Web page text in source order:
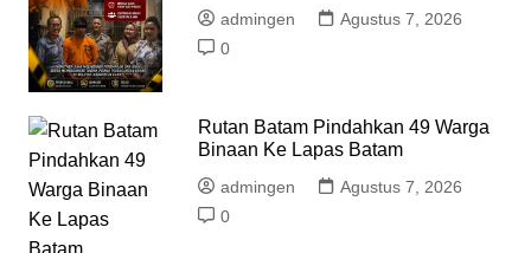
admingen
Agustus 7, 2026
0
Rutan Batam Pindahkan 49 Warga
Binaan Ke Lapas Batam
admingen
Agustus 7, 2026
0